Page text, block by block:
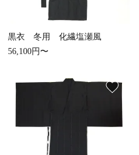
黒衣 冬用 化繊塩瀬風
56,100円〜
favorite